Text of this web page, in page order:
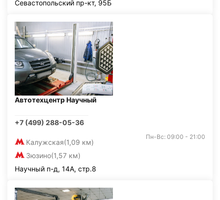
Севастопольский пр-кт, 95Б
Автотехцентр Научный
+7 (499) 288-05-36
Калужская(1,09 км)
Зюзино(1,57 км)
Пн-Вс: 09:00 - 21:00
Научный п-д, 14А, стр.8